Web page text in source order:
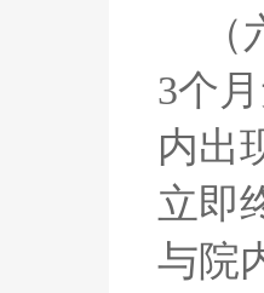
3个
内出
立即
与院